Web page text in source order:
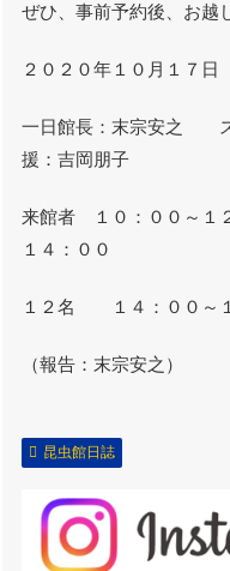
ぜひ、事前予約後、お越
２０２０年１０月１７
一日館長：末宗安之
援：吉岡朋子
来館者 １０：００～
１４：００
１２名 １４：００
（報告：末宗安之）
昆虫館日誌